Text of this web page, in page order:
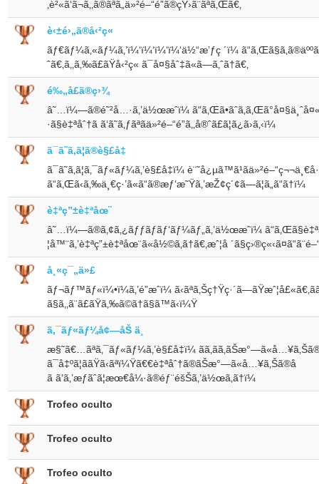
‚è²«ã‘ã¬ã‚‚ã®ãªã„ä»²é–“é”ã®çŸ›ã¨ãªã‚Œã€‚
è‹±é›„ã®å‹²ç«
ãƒ€ãƒ¼ã‚«ãƒ¼ã‚’ï¼‘ï¼‘ï¼‘ï¼‘ä½“æ’ƒç ´ï¼
ˆã€‚ã‚‚ã‚‰ã£ãŸå‹²ç« ã¯å¤§åˆ‡ã«ã—ã‚ˆã†ã€‚
é‰„å£ã®ç›¾
â˜…ï¼—ã®é˜²å…·ã‚’ä½œæˆï¼
·ã§è‡ªåˆ†ã ã‘ã˜ã‚ƒãªãä»²é–“é”ã‚‚å®ˆã£ã¦ã¿ã›ã‚‹ï¼
ã¯ã˜ã‚ã¦ã®è§£å‡
ã¯ã˜ã‚ã¦ã‚¯ãƒ«ãƒ¼ã‚’è§£å‡ï¼
ã“ã‚Œã‹ã‚‰ä¸€ç·’ã«ã“ã®æƒ‘æ˜Ÿã‚’æŽ¢ç´¢ã—ã¦ã„ã“ã†ï¼
è‡ªç”±è‡ªåœ¨
â˜…ï¼—ã®ã‚¢ã‚¿ãƒƒãƒãƒ‘ãƒ¼ãƒ„ã‚’ä½œæˆï¼
¦å™¨ã‚’è‡ªç”±è‡ªåœ¨ã«å½©ã‚ã†ã€‚æˆ¦å
å¸«ç¯„ä»£
ãƒ¬ãƒ™ãƒ«ï¼•ï¼ã‚’é”æˆï¼
ã§ã‚‚ã¨ã£ãŸã‚‰ã©ã†ã§ã™ã‹ï¼Ÿ
ã‚¯ãƒ«ãƒ¼å¢—åŠ ä¸­
æ§˜ã€…ãªã‚¯ãƒ«ãƒ¼ã‚’è§£å‡ï¼
ã¯å‡ºã¦ããŸã‹ãªï¼Ÿã€€è‡ªåˆ†ã®ãŠæ°—ã«å…¥ã‚Šã®å­
ã ã‘ã‚’æƒãˆã¦æœ€å¼·ã®éƒ¨éšŠã‚’ä½œã‚ã†ï¼
Trofeo oculto
Trofeo oculto
Trofeo oculto